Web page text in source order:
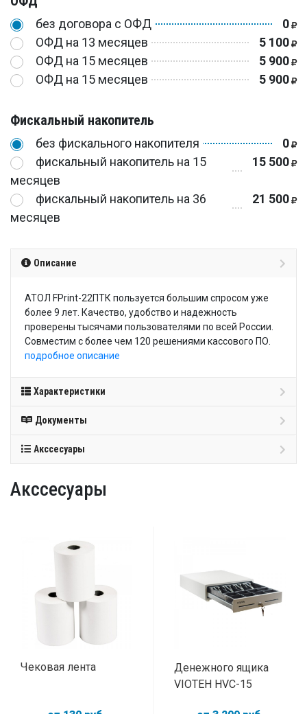
без договора с ОФД
0
ОФД на 13 месяцев
5 100
ОФД на 15 месяцев
5 900
ОФД на 15 месяцев
5 900
Фискальный накопитель
без фискального накопителя
0
фискальный накопитель на 15
месяцев
15 500
фискальный накопитель на 36
месяцев
21 500
Описание
АТОЛ FPrint-22ПТК пользуется большим спросом уже
более 9 лет. Качество, удобство и надежность
проверены тысячами пользователями по всей России.
Совместим с более чем 120 решениями кассового ПО.
подробное описание
Характеристики
Документы
Акссесуары
Акссесуары
Чековая лента
Денежного ящика
VIOTEH HVC-15